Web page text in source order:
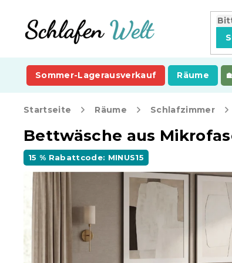
springen
Sommer-Lagerausverkauf Räume
Startseite Räume Schlafzimmer
Bettwäsche aus
15 % Rabattcode: MINUS15